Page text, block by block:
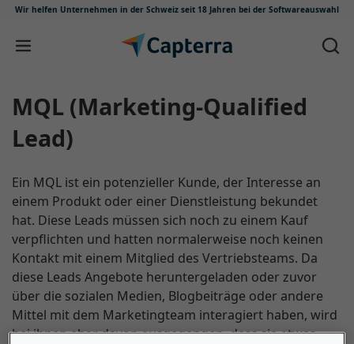
Wir helfen Unternehmen in der Schweiz seit 18 Jahren bei der Softwareauswahl
Zum Inhalt springen
MQL (Marketing-Qualified
Lead)
Ein MQL ist ein potenzieller Kunde, der Interesse an
einem Produkt oder einer Dienstleistung bekundet
hat. Diese Leads müssen sich noch zu einem Kauf
verpflichten und hatten normalerweise noch keinen
Kontakt mit einem Mitglied des Vertriebsteams. Da
diese Leads Angebote heruntergeladen oder zuvor
über die sozialen Medien, Blogbeiträge oder andere
Mittel mit dem Marketingteam interagiert haben, wird
bei ihnen eher davon ausgegangen, dass sie etwas